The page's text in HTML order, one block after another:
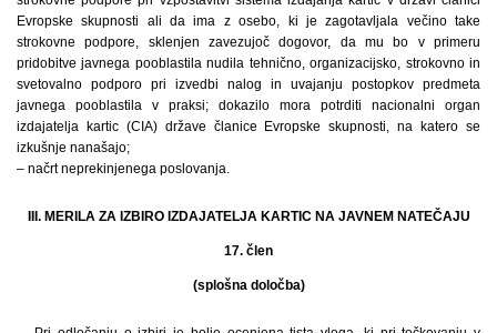
Evropske skupnosti ali da ima z osebo, ki je zagotavljala večino take
strokovne podpore, sklenjen zavezujoč dogovor, da mu bo v primeru
pridobitve javnega pooblastila nudila tehnično, organizacijsko, strokovno in
svetovalno podporo pri izvedbi nalog in uvajanju postopkov predmeta
javnega pooblastila v praksi; dokazilo mora potrditi nacionalni organ
izdajatelja kartic (CIA) države članice Evropske skupnosti, na katero se
izkušnje nanašajo;
– načrt neprekinjenega poslovanja.
III. MERILA ZA IZBIRO IZDAJATELJA KARTIC NA JAVNEM NATEČAJU
17. člen
(splošna določba)